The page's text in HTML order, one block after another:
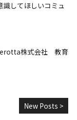
識してほしいコミュ
株式会社 教育
New Posts >